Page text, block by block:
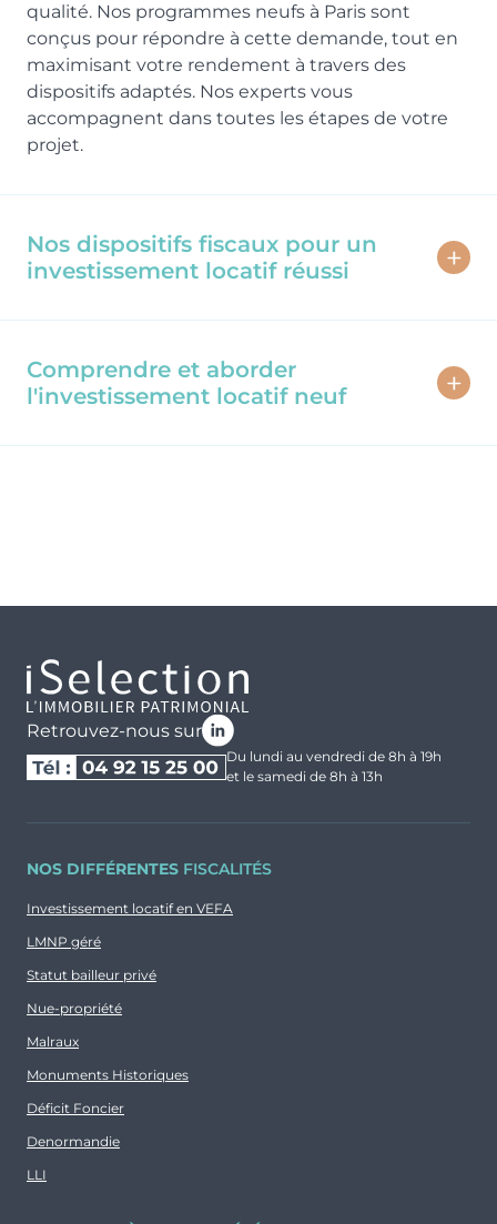
qualité. Nos programmes neufs à Paris sont
conçus pour répondre à cette demande, tout en
maximisant votre rendement à travers des
dispositifs adaptés. Nos experts vous
accompagnent dans toutes les étapes de votre
projet.
Nos dispositifs fiscaux pour un
investissement locatif réussi
pour votre projet d'investissement à 75 - Paris
:
Denormandie
Comprendre et aborder
l'investissement locatif neuf
Retrouvez-nous sur
Du lundi au vendredi de 8h à 19h
et le samedi de 8h à 13h
NOS DIFFÉRENTES FISCALITÉS
Investissement locatif en VEFA
LMNP géré
Statut bailleur privé
Nue-propriété
Malraux
Monuments Historiques
Déficit Foncier
Denormandie
LLI